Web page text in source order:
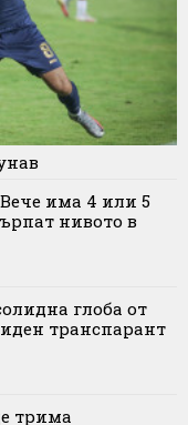
има 4 или 5
нивото в
глоба от
транспарант
трима